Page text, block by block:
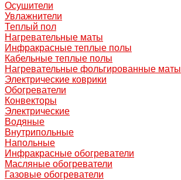
Осушители
Увлажнители
Теплый пол
Нагревательные маты
Инфракрасные теплые полы
Кабельные теплые полы
Нагревательные фольгированные маты
Электрические коврики
Обогреватели
Конвекторы
Электрические
Водяные
Внутрипольные
Напольные
Инфракрасные обогреватели
Масляные обогреватели
Газовые обогреватели